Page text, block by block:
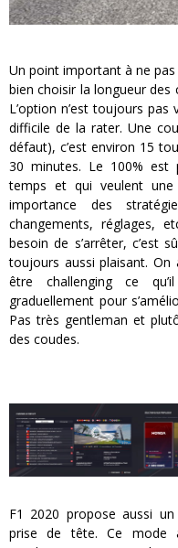
Un point important à ne
bien choisir la longueur des
L’option n’est toujours
difficile de la rater. Une
défaut), c’est environ 15
30 minutes. Le 100%
temps et qui veulent une
importance des
changements, réglages,
besoin de s’arrêter, c’est
toujours aussi plaisant. On
être challenging ce
graduellement pour
Pas très gentleman et
des coudes.
F1 2020 propose aussi
prise de tête. Ce mode